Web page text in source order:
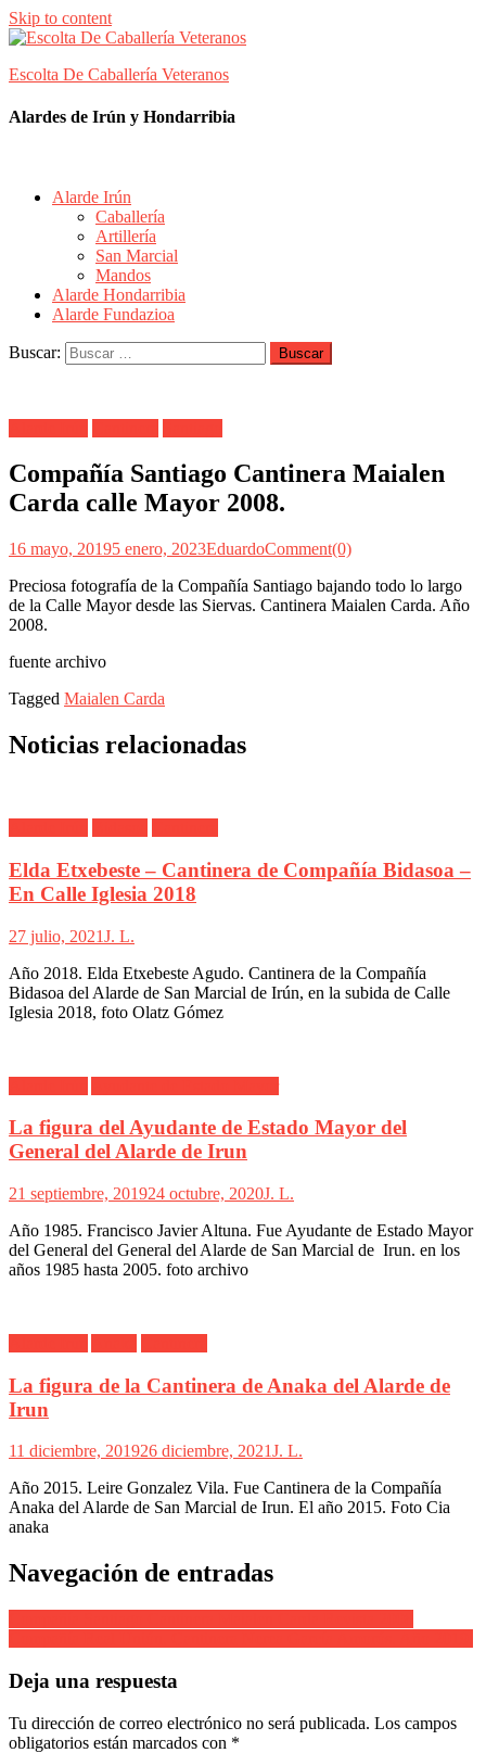
Skip to content
Escolta De Caballería Veteranos
Alardes de Irún y Hondarribia
Alarde Irún
Caballería
Artillería
San Marcial
Mandos
Alarde Hondarribia
Alarde Fundazioa
Buscar:
Compañía Santiago Cantinera Maialen
Carda calle Mayor 2008.
16 mayo, 20195 enero, 2023EduardoComment(0)
Preciosa fotografía de la Compañía Santiago bajando todo lo largo
de la Calle Mayor desde las Siervas. Cantinera Maialen Carda. Año
2008.
fuente archivo
Tagged Maialen Carda
Noticias relacionadas
Elda Etxebeste – Cantinera de Compañía Bidasoa –
En Calle Iglesia 2018
27 julio, 2021J. L.
Año 2018. Elda Etxebeste Agudo. Cantinera de la Compañía
Bidasoa del Alarde de San Marcial de Irún, en la subida de Calle
Iglesia 2018, foto Olatz Gómez
La figura del Ayudante de Estado Mayor del
General del Alarde de Irun
21 septiembre, 201924 octubre, 2020J. L.
Año 1985. Francisco Javier Altuna. Fue Ayudante de Estado Mayor
del General del General del Alarde de San Marcial de Irun. en los
años 1985 hasta 2005. foto archivo
La figura de la Cantinera de Anaka del Alarde de
Irun
11 diciembre, 201926 diciembre, 2021J. L.
Año 2015. Leire Gonzalez Vila. Fue Cantinera de la Compañía
Anaka del Alarde de San Marcial de Irun. El año 2015. Foto Cia
anaka
Navegación de entradas
Deja una respuesta
Tu dirección de correo electrónico no será publicada. Los campos
obligatorios están marcados con *